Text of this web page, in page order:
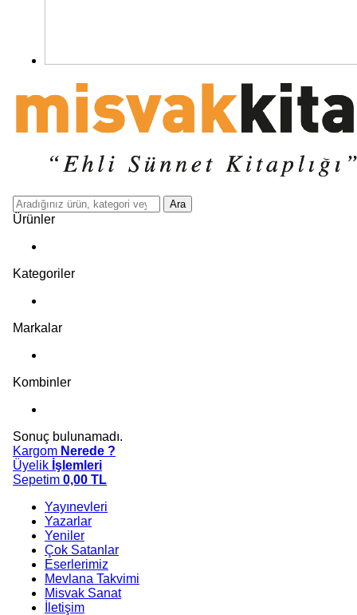
Ara
Ürünler
Kategoriler
Markalar
Kombinler
Sonuç bulunamadı.
Kargom Nerede ?
Üyelik İşlemleri
Sepetim 0,00 TL
Yayınevleri
Yazarlar
Yeniler
Çok Satanlar
Eserlerimiz
Mevlana Takvimi
Misvak Sanat
İletişim